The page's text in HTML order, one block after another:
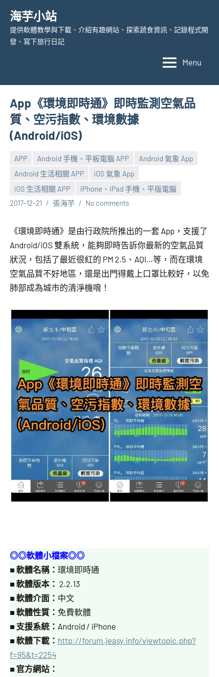
content
海芋小站
提供軟體教學與下載、介紹有趣網站、探索蔬食資訊、記錄程式開
發、寫下旅行日記
Menu
App《環境即時通》即時監測空氣品
質、空污指數、環境數據
(Android/iOS)
APP Android 手機、平板電腦 APP
Android 氣象 App
Android 生活相關 APP
iOS 氣象 App
iOS 生活相關 APP
iPhone、iPad 手機、平版電腦
2017-12-21
張海芋 No comments
《環境即時通》是由行政院所推出的一套 App，支援了
Android/iOS 雙系統，能夠即時告訴你最新的空氣品質
狀況，包括了最近很紅的 PM 2.5、AQI…等，而在環境
空氣品質不好地區，還是出門得戴上口罩比較好，以免
肺部成為城市的清淨機唷！
◎◎軟體小檔案◎◎
■軟體名稱： 環境即時通
■軟體版本： 2.2.13
■軟體介面： 中文
■軟體性質： 免費軟體
■ 支援系統： Android / iPhone
■軟體下載： http://forum.jeasy.info/viewtopic.php?
f=95&t=2254
■ 官方網站：